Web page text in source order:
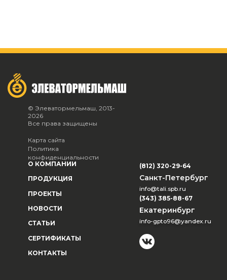
© Элеватормельмаш, 2013-
2026
Все права защищены
Карта сайта
Политика
конфиденциальности
О КОМПАНИИ
ПРОДУКЦИЯ
ПРОЕКТЫ
НОВОСТИ
СТАТЬИ
СЕРТИФИКАТЫ
КОНТАКТЫ
(812) 320-29-64
Санкт-Петербург
info@tali.spb.ru
(343) 385-88-67
Екатеринбург
info-gpto96@yandex.ru